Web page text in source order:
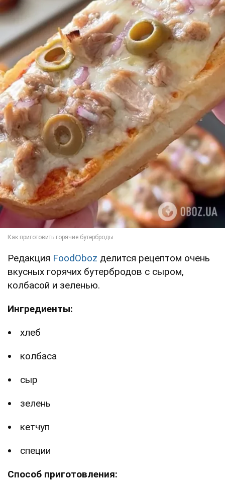
Редакция FoodOboz делится рецептом очень
вкусных горячих бутербродов с сыром,
колбасой и зеленью.
Ингредиенты:
хлеб
колбаса
сыр
зелень
кетчуп
специи
Способ приготовления: